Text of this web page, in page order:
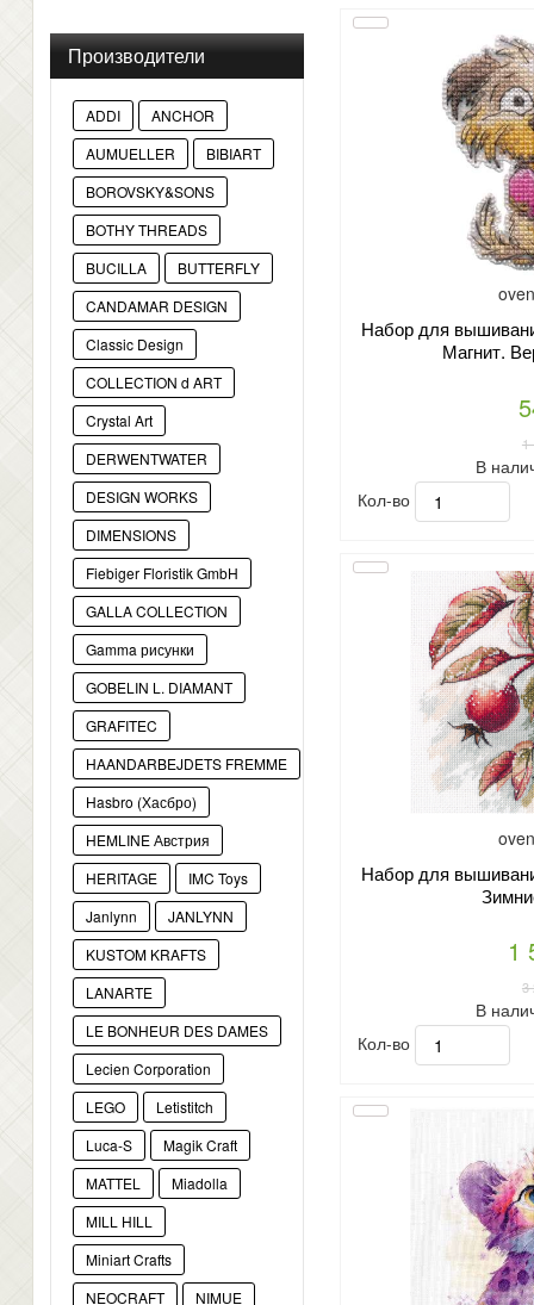
Производители
ADDI
ANCHOR
AUMUELLER
BIBIART
BOROVSKY&SONS
BOTHY THREADS
BUCILLA
BUTTERFLY
CANDAMAR DESIGN
Classic Design
COLLECTION d ART
Crystal Art
DERWENTWATER
DESIGN WORKS
DIMENSIONS
Fiebiger Floristik GmbH
GALLA COLLECTION
Gamma рисунки
GOBELIN L. DIAMANT
GRAFITEC
HAANDARBEJDETS FREMME
Hasbro (Хасбро)
HEMLINE Австрия
HERITAGE
IMC Toys
Janlynn
JANLYNN
KUSTOM KRAFTS
LANARTE
LE BONHEUR DES DAMES
Lecien Corporation
LEGO
Letistitch
Luca-S
Magik Craft
MATTEL
Miadolla
MILL HILL
Miniart Crafts
NEOCRAFT
NIMUE
Набор для
Магнит.
1
В
Кол-во
Набор для
1
3
В
Кол-во